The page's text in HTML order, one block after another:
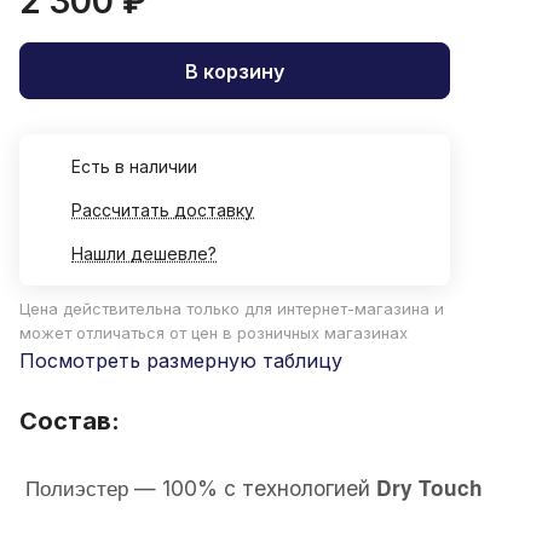
В корзину
Есть в наличии
Рассчитать доставку
Нашли дешевле?
Цена действительна только для интернет-магазина и
может отличаться от цен в розничных магазинах
Посмотреть размерную таблицу
Состав:
Полиэстер — 100% с технологией Dry Touch